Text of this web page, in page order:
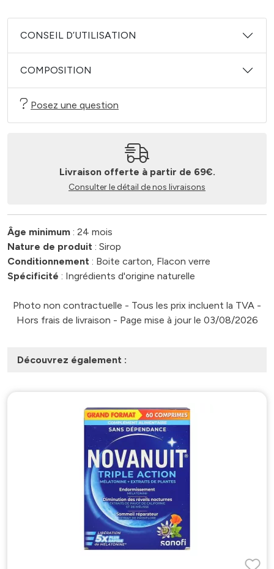
CONSEIL D’UTILISATION
COMPOSITION
Posez une question
Livraison offerte à partir de 69€.
Consulter le détail de nos livraisons
Âge minimum : 24 mois
Nature de produit : Sirop
Conditionnement : Boite carton, Flacon verre
Spécificité : Ingrédients d'origine naturelle
Photo non contractuelle - Tous les prix incluent la TVA -
Hors frais de livraison - Page mise à jour le 03/08/2026
Découvrez également :